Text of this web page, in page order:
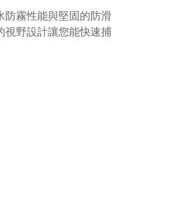
霧性能與堅固的防滑
視野設計讓您能快速捕